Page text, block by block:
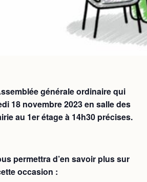
générale ordinaire qui
18 novembre2023 en salle des
au 1er étageà 14h30 précises.
permettra d’en savoir plus sur
occasion :